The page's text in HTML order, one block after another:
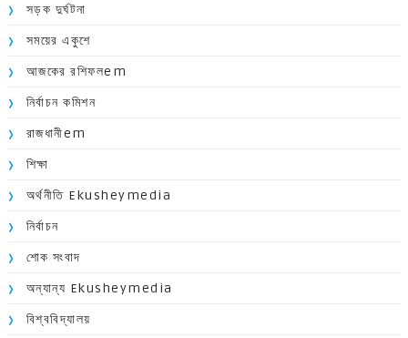
সড়ক দুর্ঘটনা
সময়ের একুশে
আজকের রশিফলem
নির্বাচন কমিশন
রাজধানীem
শিক্ষা
অর্থনীতি Ekusheymedia
নির্বাচন
শোক সংবাদ
অন্যান্য Ekusheymedia
বিশ্ববিদ্যালয়